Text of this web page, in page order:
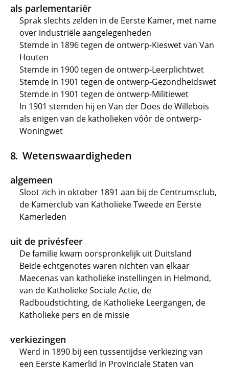
als parlementariër
Sprak slechts zelden in de Eerste Kamer, met name
over industriële aangelegenheden
Stemde in 1896 tegen de ontwerp-Kieswet van Van
Houten
Stemde in 1900 tegen de ontwerp-Leerplichtwet
Stemde in 1901 tegen de ontwerp-Gezondheidswet
Stemde in 1901 tegen de ontwerp-Militiewet
In 1901 stemden hij en Van der Does de Willebois
als enigen van de katholieken vóór de ontwerp-
Woningwet
Wetenswaardigheden
algemeen
Sloot zich in oktober 1891 aan bij de Centrumsclub,
de Kamerclub van Katholieke Tweede en Eerste
Kamerleden
uit de privésfeer
De familie kwam oorspronkelijk uit Duitsland
Beide echtgenotes waren nichten van elkaar
Maecenas van katholieke instellingen in Helmond,
van de Katholieke Sociale Actie, de
Radboudstichting, de Katholieke Leergangen, de
Katholieke pers en de missie
verkiezingen
Werd in 1890 bij een tussentijdse verkiezing van
een Eerste Kamerlid in Provinciale Staten van